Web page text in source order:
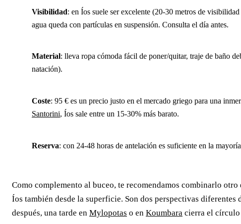
Visibilidad: en Íos suele ser excelente (20-30 metros de
agua queda con partículas en suspensión. Consulta el día antes.
Material: lleva ropa cómoda fácil de poner/quitar, traje de baño
natación).
Coste: 95 € es un precio justo en el mercado griego para una
Santorini, Íos sale entre un 15-30% más barato.
Reserva: con 24-48 horas de antelación es suficiente en la
Como complemento al buceo, te recomendamos combinarlo otro
Íos también desde la superficie. Son dos perspectivas diferentes
después, una tarde en Mylopotas o en Koumbara cierra el